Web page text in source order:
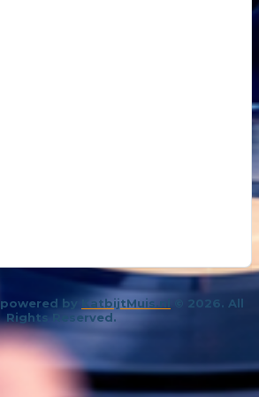
powered by KatbijtMuis.nl
© 2026. All
Rights Reserved.